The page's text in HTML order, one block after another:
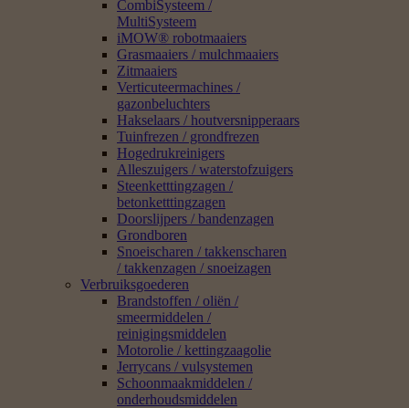
CombiSysteem /
MultiSysteem
iMOW® robotmaaiers
Grasmaaiers / mulchmaaiers
Zitmaaiers
Verticuteermachines /
gazonbeluchters
Hakselaars / houtversnipperaars
Tuinfrezen / grondfrezen
Hogedrukreinigers
Alleszuigers / waterstofzuigers
Steenketttingzagen /
betonketttingzagen
Doorslijpers / bandenzagen
Grondboren
Snoeischaren / takkenscharen
/ takkenzagen / snoeizagen
Verbruiksgoederen
Brandstoffen / oliën /
smeermiddelen /
reinigingsmiddelen
Motorolie / kettingzaagolie
Jerrycans / vulsystemen
Schoonmaakmiddelen /
onderhoudsmiddelen